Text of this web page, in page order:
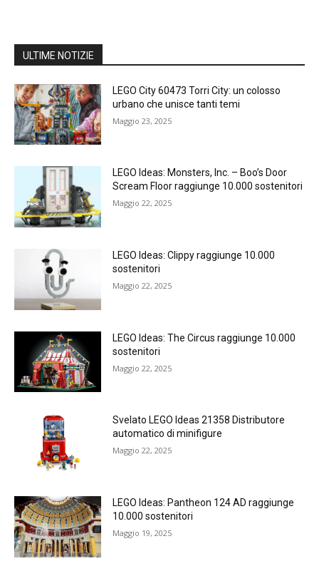
ULTIME NOTIZIE
LEGO City 60473 Torri City: un colosso
urbano che unisce tanti temi
Maggio 23, 2025
LEGO Ideas: Monsters, Inc. – Boo’s Door
Scream Floor raggiunge 10.000 sostenitori
Maggio 22, 2025
LEGO Ideas: Clippy raggiunge 10.000
sostenitori
Maggio 22, 2025
LEGO Ideas: The Circus raggiunge 10.000
sostenitori
Maggio 22, 2025
Svelato LEGO Ideas 21358 Distributore
automatico di minifigure
Maggio 22, 2025
LEGO Ideas: Pantheon 124 AD raggiunge
10.000 sostenitori
Maggio 19, 2025